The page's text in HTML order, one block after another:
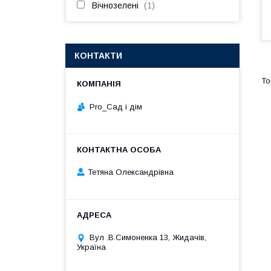
Вічнозелені 1
КОНТАКТИ
Pro_Сад і дім
Тетяна Олександрівна
Вул .В.Симоненка 13, Жидачів,
Україна